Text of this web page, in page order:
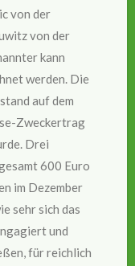
von der
von der
kann
werden. Die
auf dem
Zweckertrag
Drei
600 Euro
im Dezember
sehr sich das
und
für reichlich